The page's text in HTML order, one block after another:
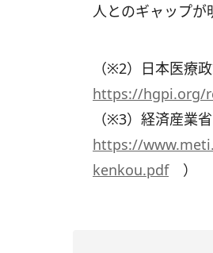
人とのギャップが
（※2）⽇本医療
https://hgpi.org/
（※3）経済産業
https://
kenkou.pdf）